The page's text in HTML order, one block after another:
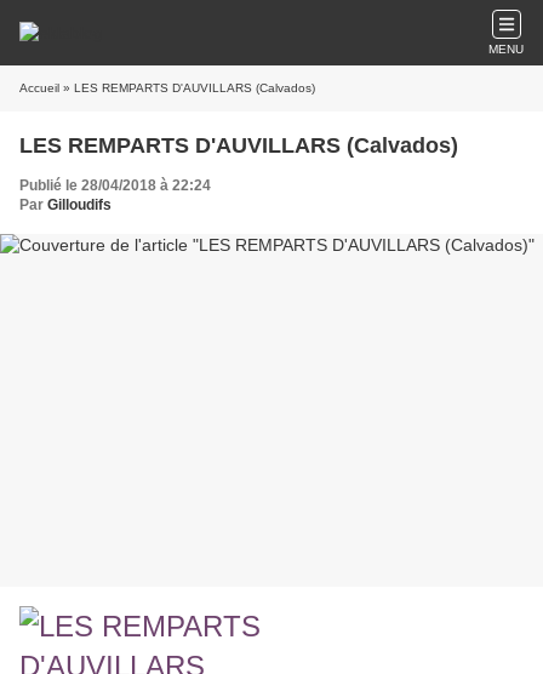
MENU
Accueil » LES REMPARTS D'AUVILLARS (Calvados)
LES REMPARTS D'AUVILLARS (Calvados)
Publié le 28/04/2018 à 22:24
Par Gilloudifs